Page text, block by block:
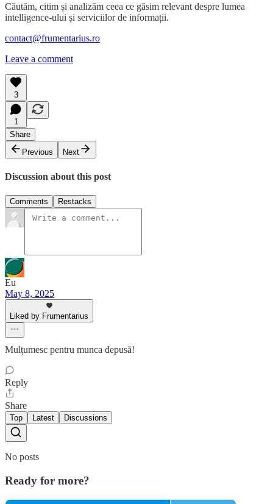
Căutăm, citim și analizăm ceea ce găsim relevant despre lumea
intelligence-ului și serviciilor de informații.
contact@frumentarius.ro
Leave a comment
3
1
Share
Previous
Next
Discussion about this post
Comments Restacks
Eu
May 8, 2025
Liked by Frumentarius
Mulțumesc pentru munca depusă!
Reply
Share
Top Latest Discussions
No posts
Ready for more?